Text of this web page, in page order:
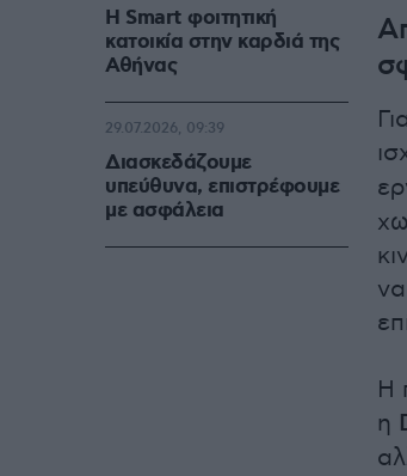
Η
η
Η Smart φοιτητική
κατοικία στην καρδιά της
Αθήνας
Διασκεδάζουμε
υπεύθυνα, επιστρέφουμε
με ασφάλεια
29.07.2026, 09:39